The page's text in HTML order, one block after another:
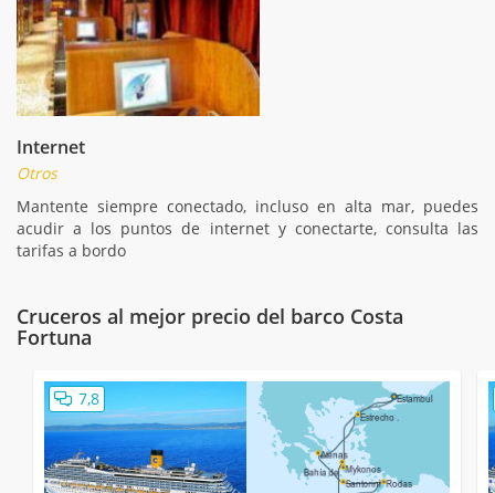
Internet
Otros
Mantente siempre conectado, incluso en alta mar, puedes
acudir a los puntos de internet y conectarte, consulta las
tarifas a bordo
Cruceros al mejor precio del barco Costa
Fortuna
7,8